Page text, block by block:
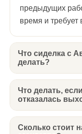
предыдущих
время и требует
Что сиделка с
делать?
Сиделка - не
может делать
препараты,
Если близкому
нужна
Что делать,
отказалась
При
заново. Это
Сколько стоит